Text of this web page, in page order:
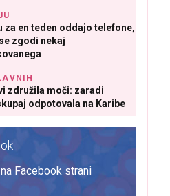
za en teden oddajo telefone,
zgodi nekaj
združila moči: zaradi
odpotovala na Karibe
Facebook strani